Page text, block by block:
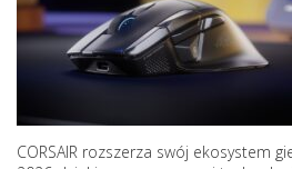
CORSAIR rozszerza swój ekosystem